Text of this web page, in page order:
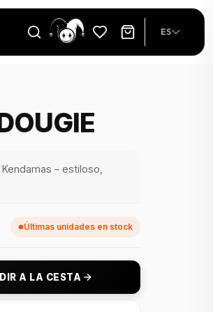
ES
– estiloso,
Últimas unidades en stock
A LA CESTA